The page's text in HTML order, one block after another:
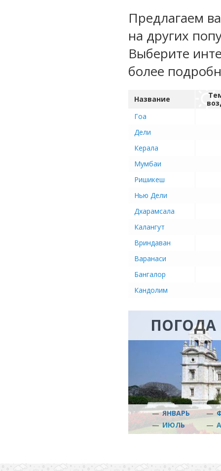
Предлагаем
на других
Выберите
более
Название
Гоа
Дели
Керала
Мумбаи
Ришикеш
Нью Дели
Дхарамсала
Калангут
Вриндаван
Варанаси
Бангалор
Кандолим
ПОГОДА
—ЯНВАРЬ —
—ИЮЛЬ —